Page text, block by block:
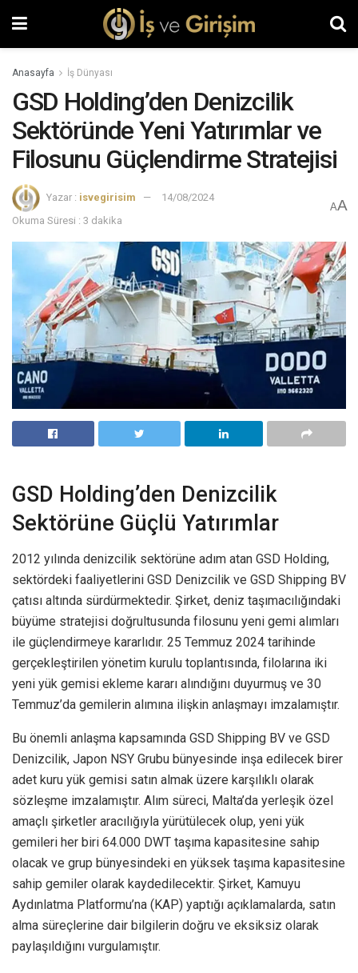
Anasayfa İş Dünyası
GSD Holding’den Denizcilik
Sektöründe Yeni Yatırımlar ve
Filosunu Güçlendirme Stratejisi
Yazar : isvegirisim
14/08/2024
Okuma Süresi : 3 dakika
AA
GSD Holding’den Denizcilik
Sektörüne Güçlü Yatırımlar
2012 yılında denizcilik sektörüne adım atan GSD Holding,
sektördeki faaliyetlerini GSD Denizcilik ve GSD Shipping BV
çatısı altında sürdürmektedir. Şirket, deniz taşımacılığındaki
büyüme stratejisi doğrultusunda filosunu yeni gemi alımları
ile güçlendirmeye kararlıdır. 25 Temmuz 2024 tarihinde
gerçekleştirilen yönetim kurulu toplantısında, filolarına iki
yeni yük gemisi ekleme kararı alındığını duyurmuş ve 30
Temmuz’da gemilerin alımına ilişkin anlaşmayı imzalamıştır.
Bu önemli anlaşma kapsamında GSD Shipping BV ve GSD
Denizcilik, Japon NSY Grubu bünyesinde inşa edilecek birer
adet kuru yük gemisi satın almak üzere karşılıklı olarak
sözleşme imzalamıştır. Alım süreci, Malta’da yerleşik özel
amaçlı şirketler aracılığıyla yürütülecek olup, yeni yük
gemileri her biri 64.000 DWT taşıma kapasitesine sahip
olacak ve grup bünyesindeki en yüksek taşıma kapasitesine
sahip gemiler olarak kaydedilecektir. Şirket, Kamuyu
Aydınlatma Platformu’na (KAP) yaptığı açıklamalarda, satın
alma süreçlerine dair bilgilerin doğru ve eksiksiz olarak
paylaşıldığını vurgulamıştır.